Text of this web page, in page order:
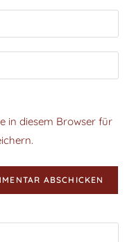
in diesem Browser für